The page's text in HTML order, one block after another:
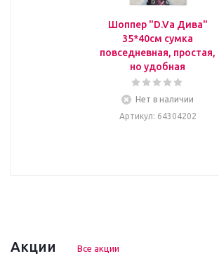
Шоппер "D.Va Дива"
35*40см сумка
повседневная, простая,
но удобная
Нет в наличии
Артикул: 64304202
Акции Все акции